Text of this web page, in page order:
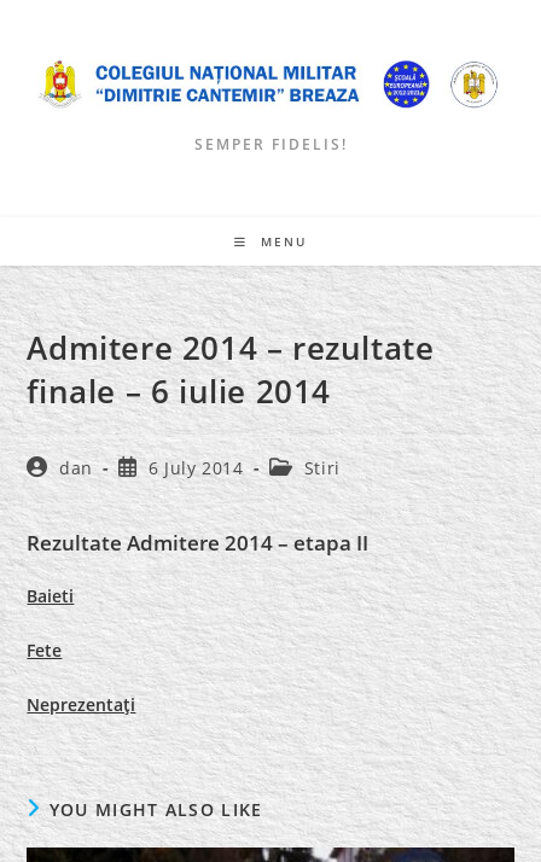
content
SEMPER FIDELIS!
MENU
Admitere 2014 – rezultate
finale – 6 iulie 2014
Post
author:
dan
Post
published:
6 July 2014
Post
category:
Stiri
Rezultate Admitere 2014 – etapa II
Baieti
Fete
Neprezentaţi
YOU MIGHT ALSO LIKE